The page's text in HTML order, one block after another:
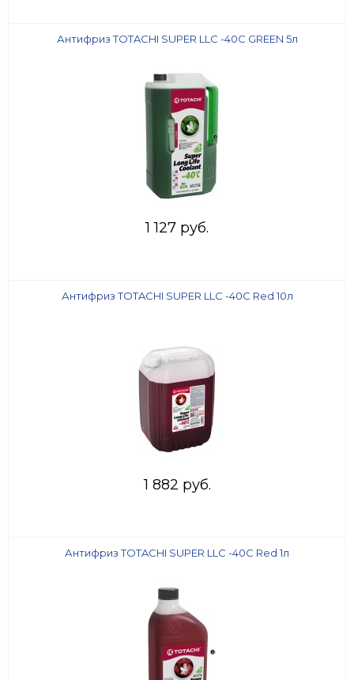
Антифриз TOTACHI SUPER LLC -40C GREEN 5л
1 127 руб.
Антифриз TOTACHI SUPER LLC -40C Red 10л
1 882 руб.
Антифриз TOTACHI SUPER LLC -40C Red 1л